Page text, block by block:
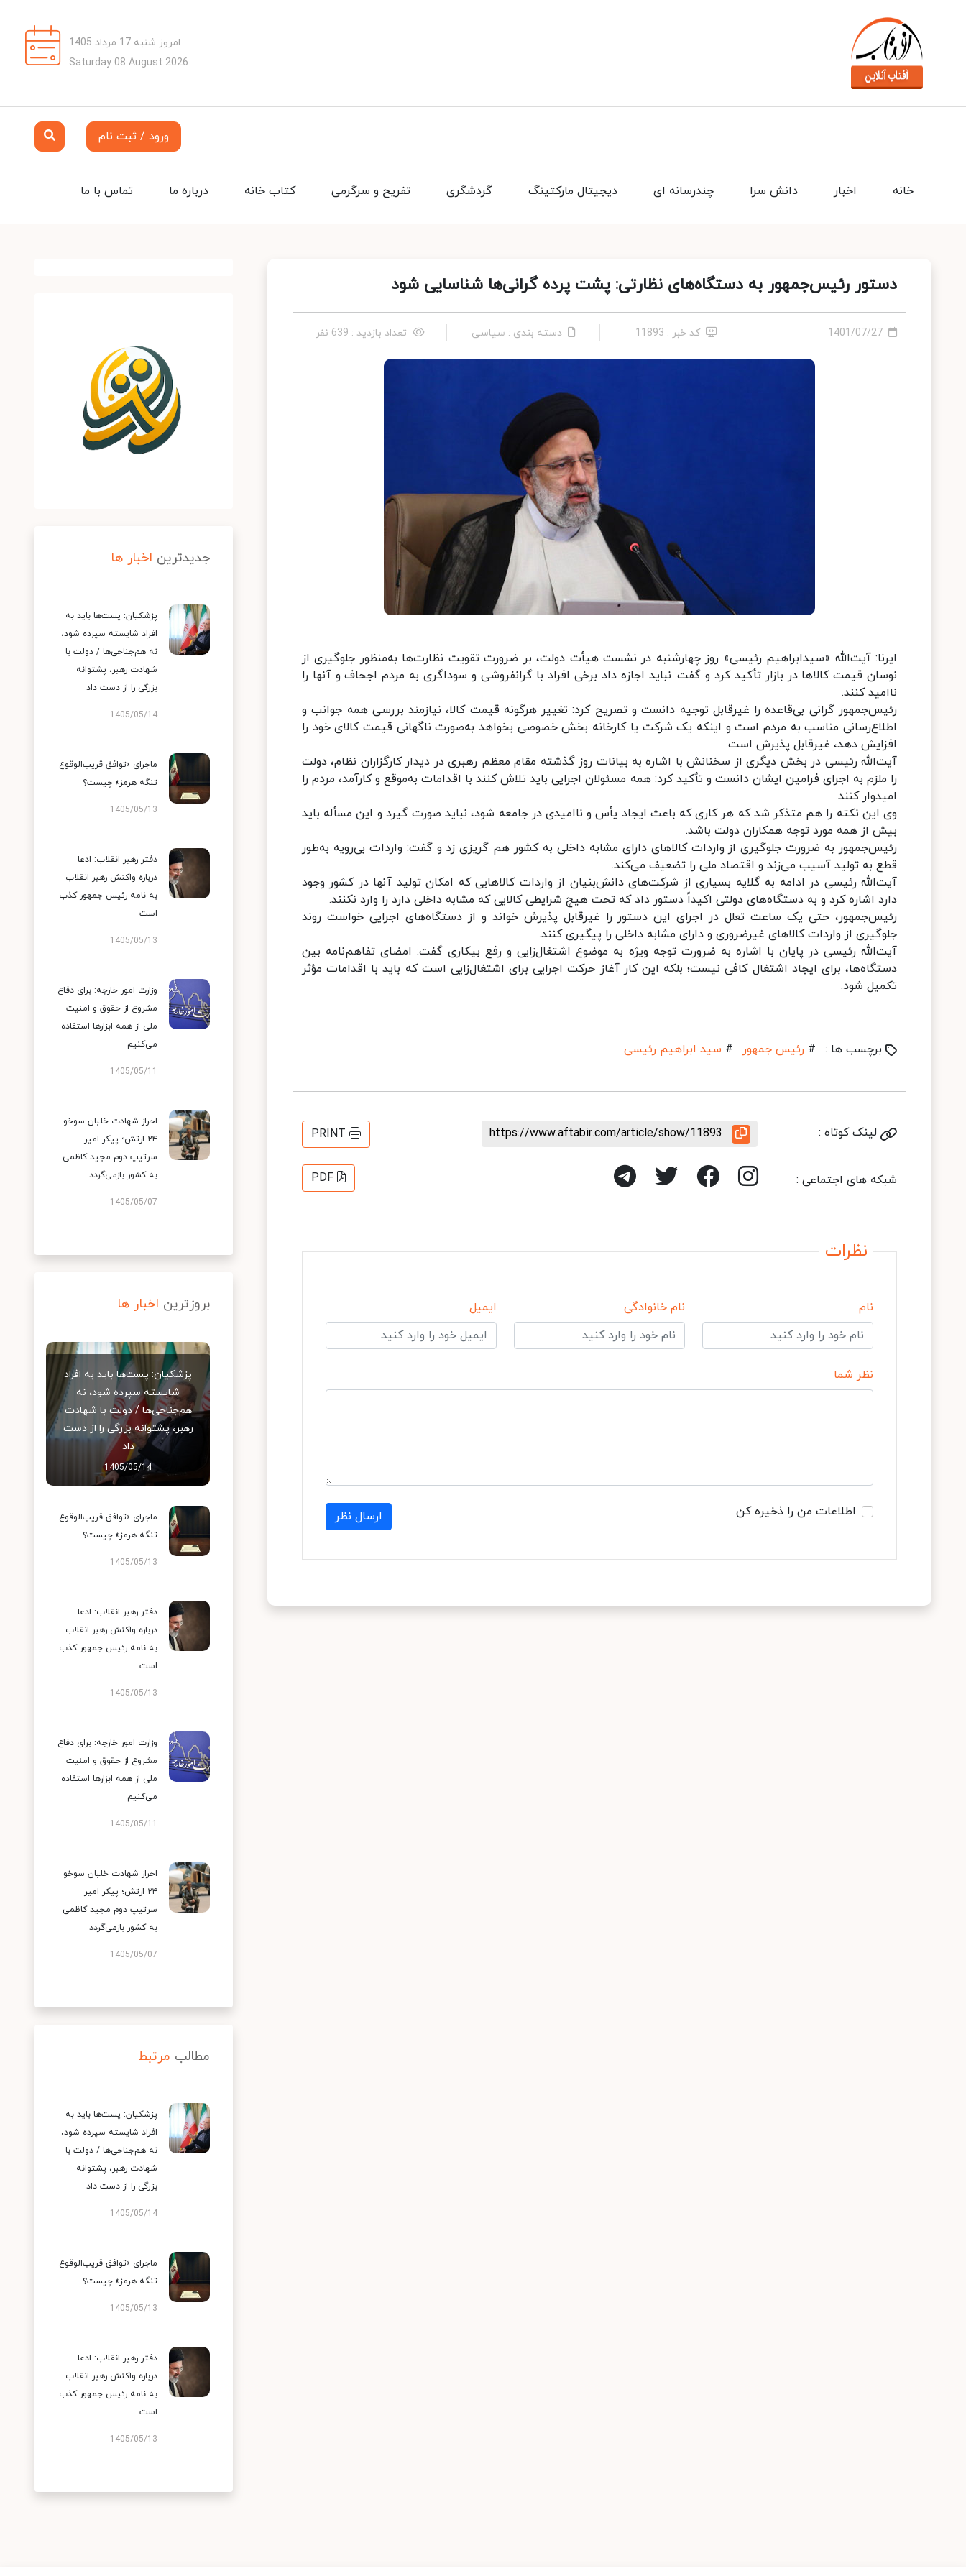
امروز شنبه 17 مرداد 1405
Saturday 08 August 2026
ورود / ثبت نام
تماس با ما درباره ما کتاب خانه تفریح و سرگرمی گردشگری دیجیتال مارکتینگ چندرسانه ای دانش سرا اخبار خانه
دستور رئیس‌جمهور به دستگاه‌های نظارتی: پشت پرده گرانی‌ها شناسایی شود
1401/07/27 کد خبر : 11893 دسته بندی : سیاسی تعداد بازدید : 639 نفر
ایرنا: آیت‌الله «سیدابراهیم رئیسی» روز چهارشنبه در نشست هیأت دولت، بر ضرورت تقویت نظارت‌ها به‌منظور جلوگیری از
نوسان قیمت کالاها در بازار تأکید کرد و گفت: نباید اجازه داد برخی افراد با گرانفروشی و سوداگری به مردم اجحاف و آنها را
ناامید کنند.
رئیس‌جمهور گرانی بی‌قاعده را غیرقابل توجیه دانست و تصریح کرد: تغییر هرگونه قیمت کالا، نیازمند بررسی همه جوانب و
اطلاع‌رسانی مناسب به مردم است و اینکه یک شرکت یا کارخانه بخش خصوصی بخواهد به‌صورت ناگهانی قیمت کالای خود را
افزایش دهد، غیرقابل پذیرش است.
آیت‌الله رئیسی در بخش دیگری از سخنانش با اشاره به بیانات روز گذشته مقام معظم رهبری در دیدار کارگزاران نظام، دولت
را ملزم به اجرای فرامین ایشان دانست و تأکید کرد: همه مسئولان اجرایی باید تلاش کنند با اقدامات به‌موقع و کارآمد، مردم را
امیدوار کنند.
وی این نکته را هم متذکر شد که هر کاری که باعث ایجاد یأس و ناامیدی در جامعه شود، نباید صورت گیرد و این مسأله باید
بیش از همه مورد توجه همکاران دولت باشد.
رئیس‌جمهور به ضرورت جلوگیری از واردات کالاهای دارای مشابه داخلی به کشور هم گریزی زد و گفت: واردات بی‌رویه به‌طور
قطع به تولید آسیب می‌زند و اقتصاد ملی را تضعیف می‌کند.
آیت‌الله رئیسی در ادامه به گلایه بسیاری از شرکت‌های دانش‌بنیان از واردات کالاهایی که امکان تولید آنها در کشور وجود
دارد اشاره کرد و به دستگاه‌های دولتی اکیداً دستور داد که تحت هیچ شرایطی کالایی که مشابه داخلی دارد را وارد نکنند.
رئیس‌جمهور، حتی یک ساعت تعلل در اجرای این دستور را غیرقابل پذیرش خواند و از دستگاه‌های اجرایی خواست روند
جلوگیری از واردات کالاهای غیرضروری و دارای مشابه داخلی را پیگیری کنند.
آیت‌الله رئیسی در پایان با اشاره به ضرورت توجه ویژه به موضوع اشتغال‌زایی و رفع بیکاری گفت: امضای تفاهم‌نامه بین
دستگاه‌ها، برای ایجاد اشتغال کافی نیست؛ بلکه این کار آغاز حرکت اجرایی برای اشتغال‌زایی است که باید با اقدامات مؤثر
تکمیل شود.
برچسب ها : # رئیس جمهور # سید ابراهیم رئیسی
لینک کوتاه : https://www.aftabir.com/article/show/11893
PRINT
شبکه های اجتماعی : PDF
نظرات
نام نام خانوادگی ایمیل
نظر شما
اطلاعات من را ذخیره کن ارسال نظر
جدیدترین اخبار ها
پزشکیان: پست‌ها باید به
افراد شایسته سپرده شود،
نه هم‌جناحی‌ها / دولت با
شهادت رهبر، پشتوانه
بزرگی را از دست داد
1405/05/14
ماجرای «توافق قریب‌الوقوع
تنگه هرمز» چیست؟
1405/05/13
دفتر رهبر انقلاب: ادعا
درباره واکنش رهبر انقلاب
به نامه رئیس جمهور کذب
است
1405/05/13
وزارت امور خارجه: برای دفاع
مشروع از حقوق و امنیت
ملی از همه ابزارها استفاده
می‌کنیم
1405/05/11
احراز شهادت خلبان سوخو
۲۴ ارتش؛ پیکر امیر
سرتیپ دوم مجید کاظمی
به کشور بازمی‌گردد
1405/05/07
بروزترین اخبار ها
پزشکیان: پست‌ها باید به افراد
شایسته سپرده شود، نه
هم‌جناحی‌ها / دولت با شهادت
رهبر، پشتوانه بزرگی را از دست
داد
1405/05/14
ماجرای «توافق قریب‌الوقوع
تنگه هرمز» چیست؟
1405/05/13
دفتر رهبر انقلاب: ادعا
درباره واکنش رهبر انقلاب
به نامه رئیس جمهور کذب
است
1405/05/13
وزارت امور خارجه: برای دفاع
مشروع از حقوق و امنیت
ملی از همه ابزارها استفاده
می‌کنیم
1405/05/11
احراز شهادت خلبان سوخو
۲۴ ارتش؛ پیکر امیر
سرتیپ دوم مجید کاظمی
به کشور بازمی‌گردد
1405/05/07
مطالب مرتبط
پزشکیان: پست‌ها باید به
افراد شایسته سپرده شود،
نه هم‌جناحی‌ها / دولت با
شهادت رهبر، پشتوانه
بزرگی را از دست داد
1405/05/14
ماجرای «توافق قریب‌الوقوع
تنگه هرمز» چیست؟
1405/05/13
دفتر رهبر انقلاب: ادعا
درباره واکنش رهبر انقلاب
به نامه رئیس جمهور کذب
است
1405/05/13